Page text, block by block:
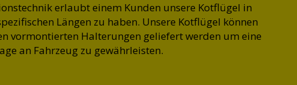
erlaubt einem Kunden unsere Kotflügel in
Längen zu haben. Unsere Kotflügel können
vormontierten Halterungen geliefert werden um eine
an Fahrzeug zu gewährleisten.